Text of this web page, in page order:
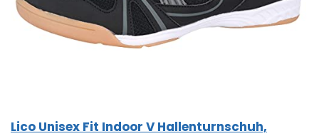
Lico Unisex Fit Indoor V Hallenturnschuh,